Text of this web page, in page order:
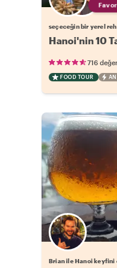
seçeceğin bir yerel
Hanoi'nin 10
716
FOOD TOUR
Brian ile Hanoi keyfini